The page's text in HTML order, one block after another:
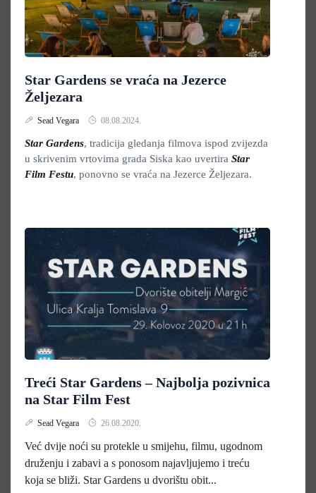
Star Gardens se vraća na Jezerce
Željezara
Sead Vegara 08.08.2024.
Star Gardens, tradicija gledanja filmova ispod zvijezda
u skrivenim vrtovima grada Siska kao uvertira Star
Film Festu, ponovno se vraća na Jezerce Željezara.
Treći Star Gardens – Najbolja pozivnica
na Star Film Fest
Sead Vegara 26.08.2020.
Već dvije noći su protekle u smijehu, filmu, ugodnom
druženju i zabavi a s ponosom najavljujemo i treću
koja se bliži. Star Gardens u dvorištu obit...